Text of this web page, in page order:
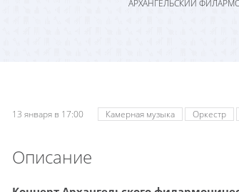
АРХАНГЕЛЬСКИЙ
13 января в 17:00 Камерная музыка Оркестр
Описание